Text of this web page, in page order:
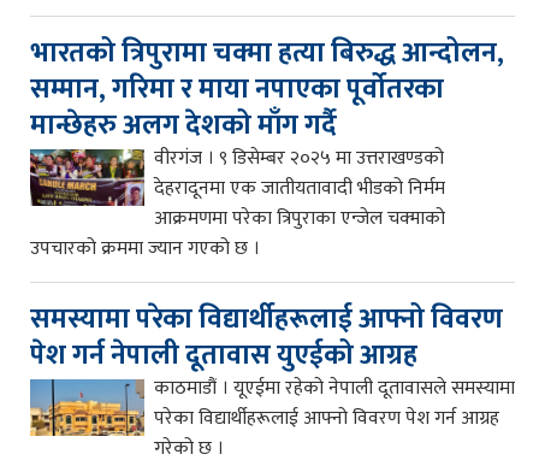
भारतको त्रिपुरामा चक्मा हत्या बिरुद्ध आन्दोलन,
सम्मान, गरिमा र माया नपाएका पूर्वोतरका
मान्छेहरु अलग देशको माँग गर्दै
वीरगंज । ९ डिसेम्बर २०२५ मा उत्तराखण्डको
देहरादूनमा एक जातीयतावादी भीडको निर्मम
आक्रमणमा परेका त्रिपुराका एन्जेल चक्माको
उपचारको क्रममा ज्यान गएको छ ।
समस्यामा परेका विद्यार्थीहरूलाई आफ्नो विवरण
पेश गर्न नेपाली दूतावास युएईको आग्रह
काठमाडौं । यूएईमा रहेको नेपाली दूतावासले समस्यामा
परेका विद्यार्थीहरूलाई आफ्नो विवरण पेश गर्न आग्रह
गरेको छ ।